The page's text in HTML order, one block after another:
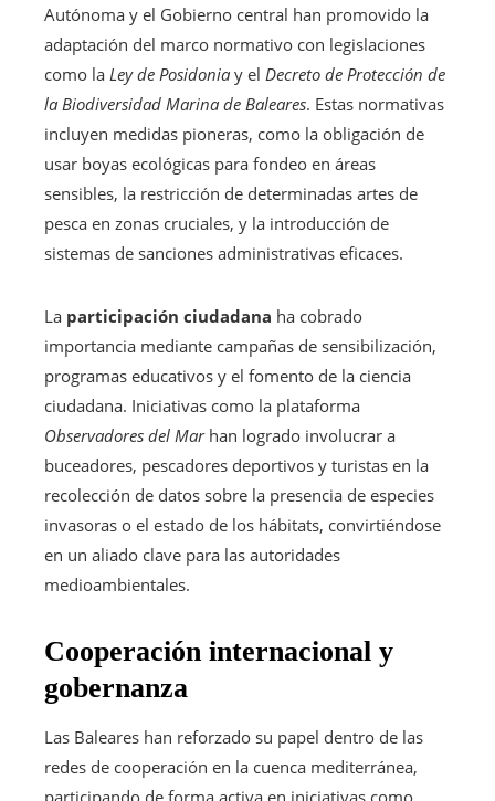
Autónoma y el Gobierno central han promovido la
adaptación del marco normativo con legislaciones
como la Ley de Posidonia y el Decreto de Protección de
la Biodiversidad Marina de Baleares. Estas normativas
incluyen medidas pioneras, como la obligación de
usar boyas ecológicas para fondeo en áreas
sensibles, la restricción de determinadas artes de
pesca en zonas cruciales, y la introducción de
sistemas de sanciones administrativas eficaces.
La participación ciudadana ha cobrado
importancia mediante campañas de sensibilización,
programas educativos y el fomento de la ciencia
ciudadana. Iniciativas como la plataforma
Observadores del Marhan logrado involucrar a
buceadores, pescadores deportivos y turistas en la
recolección de datos sobre la presencia de especies
invasoras o el estado de los hábitats, convirtiéndose
en un aliado clave para las autoridades
medioambientales.
Cooperación internacional y
gobernanza
Las Baleares han reforzado su papel dentro de las
redes de cooperación en la cuenca mediterránea,
participando de forma activa en iniciativas como